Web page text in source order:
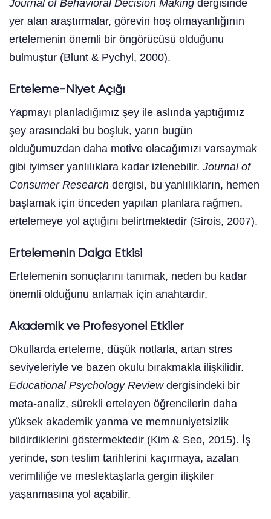
Journal of Behavioral Decision Making dergisinde
yer alan araştırmalar, görevin hoş olmayanlığının
ertelemenin önemli bir öngörücüsü olduğunu
bulmuştur (Blunt & Pychyl, 2000).
Erteleme-Niyet Açığı
Yapmayı planladığımız şey ile aslında yaptığımız
şey arasındaki bu boşluk, yarın bugün
olduğumuzdan daha motive olacağımızı varsaymak
gibi iyimser yanlılıklara kadar izlenebilir. Journal of
Consumer Research dergisi, bu yanlılıkların, hemen
başlamak için önceden yapılan planlara rağmen,
ertelemeye yol açtığını belirtmektedir (Sirois, 2007).
Ertelemenin Dalga Etkisi
Ertelemenin sonuçlarını tanımak, neden bu kadar
önemli olduğunu anlamak için anahtardır.
Akademik ve Profesyonel Etkiler
Okullarda erteleme, düşük notlarla, artan stres
seviyeleriyle ve bazen okulu bırakmakla ilişkilidir.
Educational Psychology Reviewdergisindeki bir
meta-analiz, sürekli erteleyen öğrencilerin daha
yüksek akademik yanma ve memnuniyetsizlik
bildirdiklerini göstermektedir (Kim & Seo, 2015). İş
yerinde, son teslim tarihlerini kaçırmaya, azalan
verimliliğe ve meslektaşlarla gergin ilişkiler
yaşanmasına yol açabilir.